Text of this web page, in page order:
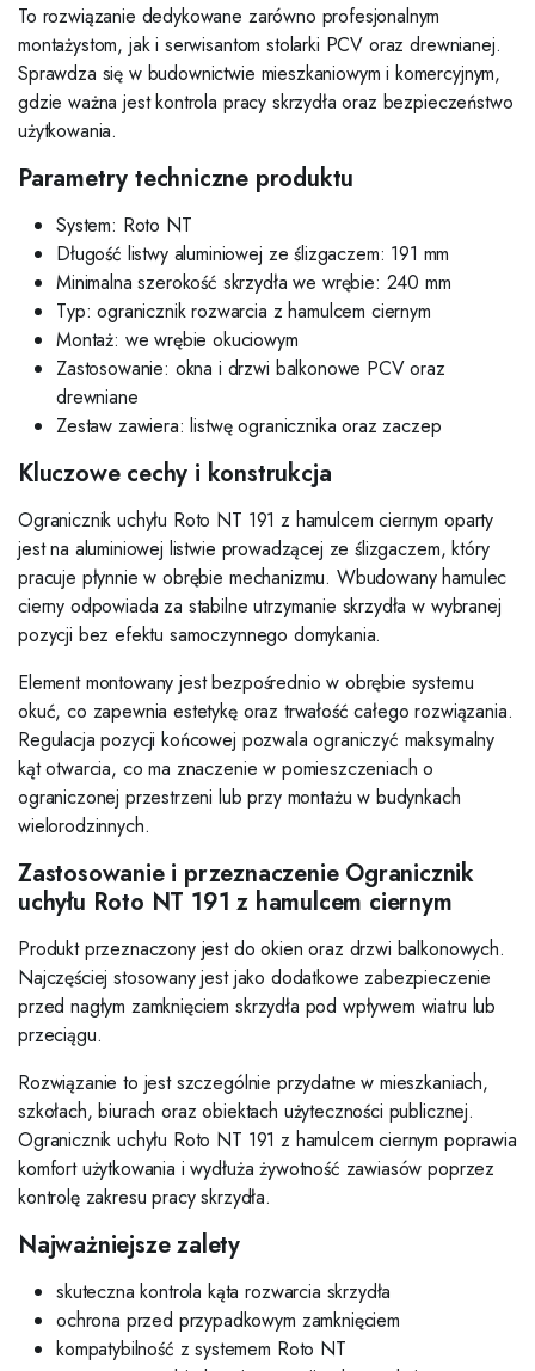
To rozwiązanie dedykowane zarówno profesjonalnym
montażystom, jak i serwisantom stolarki PCV oraz drewnianej.
Sprawdza się w budownictwie mieszkaniowym i komercyjnym,
gdzie ważna jest kontrola pracy skrzydła oraz bezpieczeństwo
użytkowania.
Parametry techniczne produktu
System: Roto NT
Długość listwy aluminiowej ze ślizgaczem: 191 mm
Minimalna szerokość skrzydła we wrębie: 240 mm
Typ: ogranicznik rozwarcia z hamulcem ciernym
Montaż: we wrębie okuciowym
Zastosowanie: okna i drzwi balkonowe PCV oraz
drewniane
Zestaw zawiera: listwę ogranicznika oraz zaczep
Kluczowe cechy i konstrukcja
Ogranicznik uchyłu Roto NT 191 z hamulcem ciernym oparty
jest na aluminiowej listwie prowadzącej ze ślizgaczem, który
pracuje płynnie w obrębie mechanizmu. Wbudowany hamulec
cierny odpowiada za stabilne utrzymanie skrzydła w wybranej
pozycji bez efektu samoczynnego domykania.
Element montowany jest bezpośrednio w obrębie systemu
okuć, co zapewnia estetykę oraz trwałość całego rozwiązania.
Regulacja pozycji końcowej pozwala ograniczyć maksymalny
kąt otwarcia, co ma znaczenie w pomieszczeniach o
ograniczonej przestrzeni lub przy montażu w budynkach
wielorodzinnych.
Zastosowanie i przeznaczenie Ogranicznik
uchyłu Roto NT 191 z hamulcem ciernym
Produkt przeznaczony jest do okien oraz drzwi balkonowych.
Najczęściej stosowany jest jako dodatkowe zabezpieczenie
przed nagłym zamknięciem skrzydła pod wpływem wiatru lub
przeciągu.
Rozwiązanie to jest szczególnie przydatne w mieszkaniach,
szkołach, biurach oraz obiektach użyteczności publicznej.
Ogranicznik uchyłu Roto NT 191 z hamulcem ciernym poprawia
komfort użytkowania i wydłuża żywotność zawiasów poprzez
kontrolę zakresu pracy skrzydła.
Najważniejsze zalety
skuteczna kontrola kąta rozwarcia skrzydła
ochrona przed przypadkowym zamknięciem
kompatybilność z systemem Roto NT